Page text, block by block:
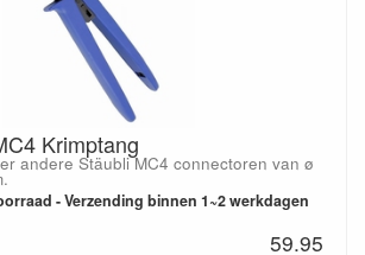
Krimptang
andere Stäubli MC4 connectoren van ø
- Verzending binnen 1~2 werkdagen
59.95